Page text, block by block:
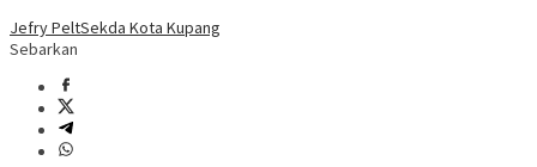
Jefry PeltSekda Kota Kupang
Sebarkan